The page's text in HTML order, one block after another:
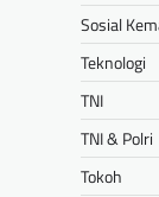
Sosial
Teknologi
TNI
TNI & Polri
Tokoh